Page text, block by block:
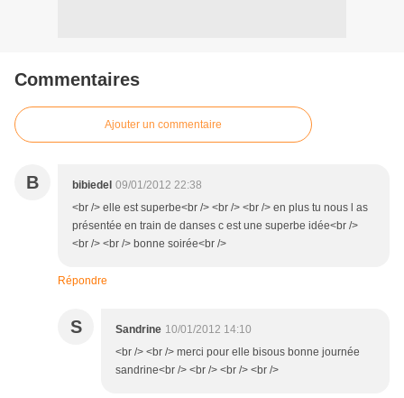
Commentaires
Ajouter un commentaire
B bibiedel 09/01/2012 22:38
<br /> elle est superbe<br /> <br /> <br /> en plus tu nous l as
présentée en train de danses c est une superbe idée<br />
<br /> <br /> bonne soirée<br />
Répondre
S Sandrine 10/01/2012 14:10
<br /> <br /> merci pour elle bisous bonne journée
sandrine<br /> <br /> <br /> <br />